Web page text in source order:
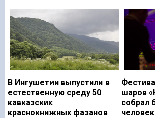
В Ингушетии выпустили в
естественную среду 50
кавказских
краснокнижных фазанов
шаров
собрал
человек